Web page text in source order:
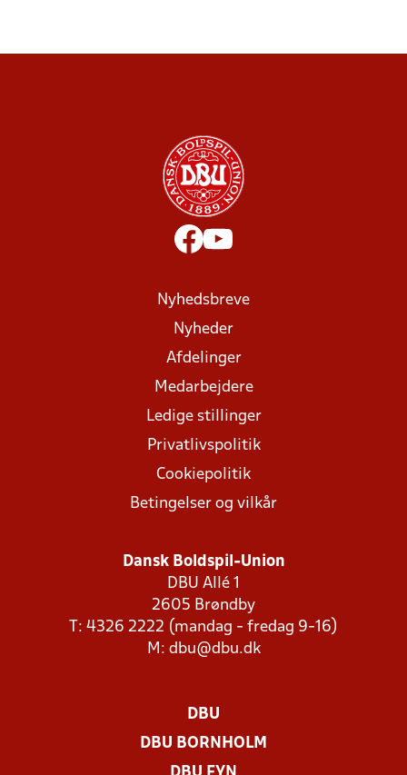
Nyhedsbreve
Nyheder
Afdelinger
Medarbejdere
Ledige stillinger
Privatlivspolitik
Cookiepolitik
Betingelser og vilkår
Dansk Boldspil-Union
DBU Allé 1
2605 Brøndby
T: 4326 2222 (mandag - fredag 9-16)
M: dbu@dbu.dk
DBU
DBU BORNHOLM